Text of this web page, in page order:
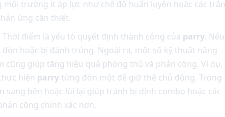
trường ít áp lực như chế độ huấn luyện hoặc các trận
ứng cần thiết.
Thời điểm là yếu tố quyết định thành công của parry. Nếu
hoặc bị đánh trúng. Ngoài ra, một số kỹ thuật nâng
cũng giúp tăng hiệu quả phòng thủ và phản công. Ví dụ,
hiện parrytừng đòn một để giữ thế chủ động. Trong
sang bên hoặc lùi lại giúp tránh bị dính combo hoặc các
công chính xác hơn.